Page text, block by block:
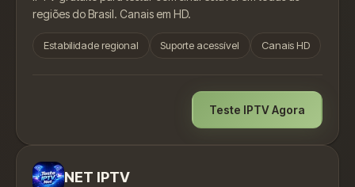
regiões do Brasil. Canais em HD.
Estabilidade regional Suporte acessível Canais HD
Teste IPTV Agora
NET IPTV